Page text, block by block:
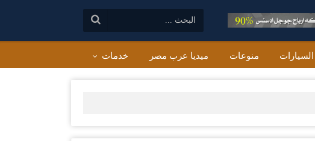
السيارات منوعات ميديا عرب مصر خدمات